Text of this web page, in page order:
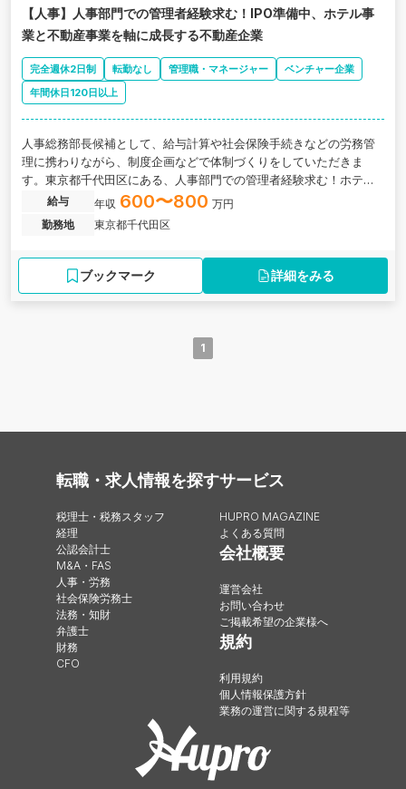
【人事】人事部門での管理者経験求む！IPO準備中、ホテル事
業と不動産事業を軸に成長する不動産企業
完全週休2日制 転勤なし 管理職・マネージャー
ベンチャー企業
年間休日120日以上
人事総務部長候補として、給与計算や社会保険手続きなどの労務管
理に携わりながら、制度企画などで体制づくりをしていただきま
す。東京都千代田区にある、人事部門での管理者経験求む！ホテル
事業と不動産事業を軸に成長する不動産企業の求人です。
給与 年収 600〜800 万円
勤務地
東京都千代田区
ブックマーク 詳細をみる
1
転職・求人情報を探す
税理士・税務スタッフ
経理
公認会計士
M&A・FAS
人事・労務
社会保険労務士
法務・知財
弁護士
財務
CFO
サービス
HUPRO MAGAZINE
よくある質問
会社概要
運営会社
お問い合わせ
ご掲載希望の企業様へ
規約
利用規約
個人情報保護方針
業務の運営に関する規程等